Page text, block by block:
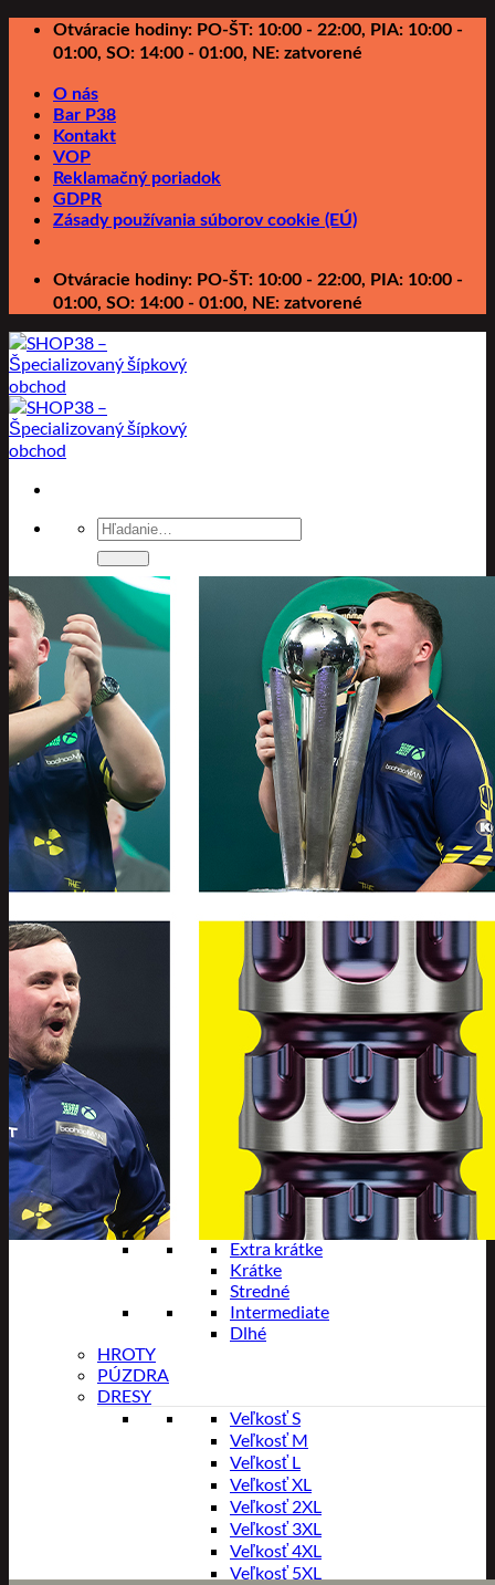
PreskočiťOtváracie hodiny: PO-ŠT: 10:00 - 22:00, PIA: 10:00 -
01:00, SO: 14:00 - 01:00, NE: zatvorené
O nás
Bar P38
Kontakt
VOP
Reklamačný poriadok
GDPR
Zásady používania súborov cookie (EÚ)
Otváracie hodiny: PO-ŠT: 10:00 - 22:00, PIA: 10:00 -
01:00, SO: 14:00 - 01:00, NE: zatvorené
Hľadať:
TERČE
SISALOVÉ TERČE
KOBERCE
OSVETLENIA
ŠÍPKY
BRASS-MOSADZ
TUNGSTEN-WOLFRAM
ALLOY-ZLIATINA
Šípky podľa gramáže
18 gramov
19 gramov
20 gramov
21.5 gramov
22 gramov
23 gramov
24 gramov
25 gramov
26 gramov
LETKY
75 MIKRÓNOV
100 MIKRÓNOV
125 MIKRÓNOV
150 MIKRONOV
180 MIKRÓNOV
Letky s násadkami
NÁSADKY
Extra krátke
Krátke
Stredné
Intermediate
Dlhé
HROTY
PÚZDRA
DRESY
Veľkosť S
Veľkosť M
Veľkosť L
Veľkosť XL
Veľkosť 2XL
Veľkosť 3XL
Veľkosť 4XL
Veľkosť 5XL